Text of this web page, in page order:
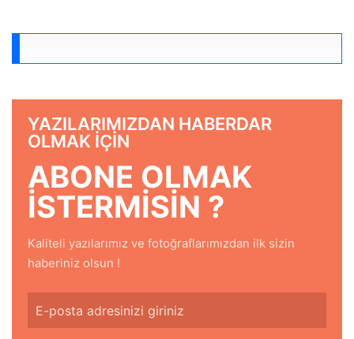
YAZILARIMIZDAN HABERDAR
OLMAK IÇIN
ABONE OLMAK
ISTERMISIN ?
Kaliteli yazılarımız ve fotoğraflarımızdan ilk sizin
haberiniz olsun !